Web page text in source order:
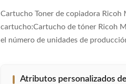
Cartucho Toner de copiadora
cartucho:Cartucho de tóner Ricoh
el número de unidades de
Atributos personalizados